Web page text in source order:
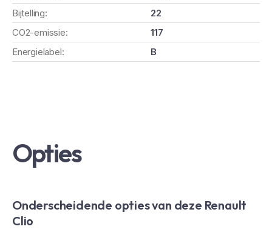
Bijtelling:
22
CO2-emissie:
117
Energielabel:
B
Opties
Onderscheidende opties van deze Renault
Clio